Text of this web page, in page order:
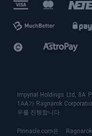
Impyrial Holdings Ltd, 8A
1AA가 Ragnarok
무를 진행합니다.
Pinnacle.com은